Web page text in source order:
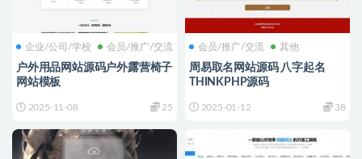
企业/公司/学校 会员/推广/交流
户外用品网站源码户外露营椅子
网站模板
2025-11-08 25
会员/推广/交流 其他
周易取名网站源码 八字起名
THINKPHP源码
2025-01-12 38